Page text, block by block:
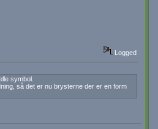
Logged
symbol.
så det er nu brysterne der er en form